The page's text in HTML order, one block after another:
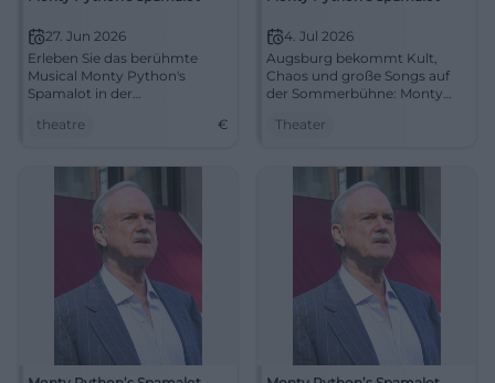
27. Jun 2026
Erleben Sie das berühmte
Musical Monty Python's
Spamalot in der
in Augsburg!
theatre €
4. Jul 2026
Augsburg bekommt Kult,
Chaos und große Songs auf
der Sommerbühne: Monty
Artus, Gral und Irrsinn
#Theater
Theater